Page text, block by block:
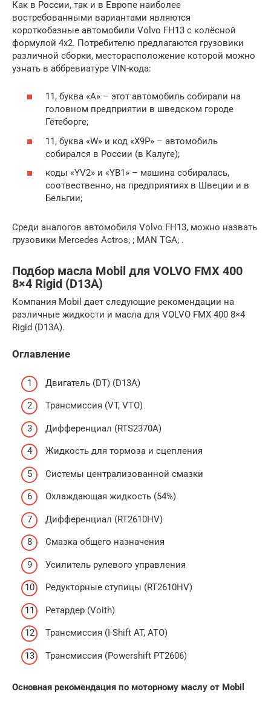
Как в России, так и в Европе наиболее
востребованными вариантами являются
короткобазные автомобили Volvo FH13 с колёсной
формулой 4х2. Потребителю предлагаются грузовики
различной сборки, месторасположение которой можно
узнать в аббревиатуре VIN-кода:
11, буква «A» – этот автомобиль собирали на
головном предприятии в шведском городе
Гётеборге;
11, буква «W» и код «X9P» – автомобиль
собирался в России (в Калуге);
коды «YV2» и «YB1» – машина собиралась,
соотвественно, на предприятиях в Швеции и в
Бельгии;
Среди аналогов автомобиля Volvo FH13, можно назвать
грузовики Mercedes Actros; ; MAN TGA; .
Подбор масла Mobil для VOLVO FMX 400
8×4 Rigid (D13A)
Компания Mobil дает следующие рекомендации на
различные жидкости и масла для VOLVO FMX 400 8×4
Rigid (D13A).
Оглавление
Двигатель (DT) (D13A)
Трансмиссия (VT, VTO)
Дифференциал (RTS2370A)
Жидкость для тормоза и сцепления
Системы централизованной смазки
Охлаждающая жидкость (54%)
Дифференциал (RT2610HV)
Смазка общего назначения
Усилитель рулевого управления
Редукторные ступицы (RT2610HV)
Ретардер (Voith)
Трансмиссия (I-Shift AT, ATO)
Трансмиссия (Powershift PT2606)
Основная рекомендация по моторному маслу от Mobil